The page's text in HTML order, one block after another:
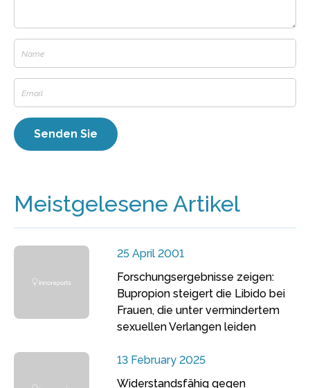
Meistgelesene Artikel
25 April 2001
Forschungsergebnisse zeigen:
Bupropion steigert die Libido bei
Frauen, die unter vermindertem
sexuellen Verlangen leiden
13 February 2025
Widerstandsfähig gegen